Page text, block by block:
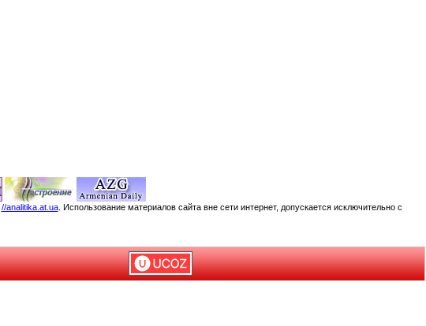
//analitika.at.ua. Использование материалов сайта вне сети интернет, допускается исключительно с